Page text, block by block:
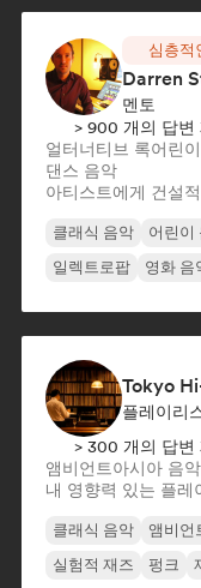
심층적
Darren
멘토
> 900 개의 답변
얼터너티브 록어린
댄스 음악
아티스트에게 건설
클래식 음악 어린이
일렉트로팝
영화 음
Tokyo
플레이리
> 300 개의 답변
앰비언트아시아 음악
내 영향력 있는 플레
클래식 음악 앰비언
실험적 재즈
펑크